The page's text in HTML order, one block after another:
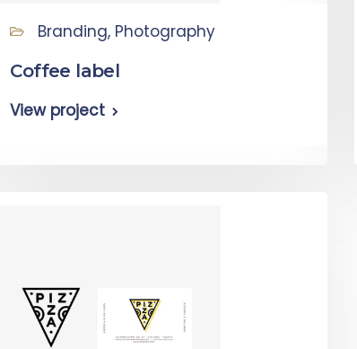
Branding, Photography
Coffee label
View project